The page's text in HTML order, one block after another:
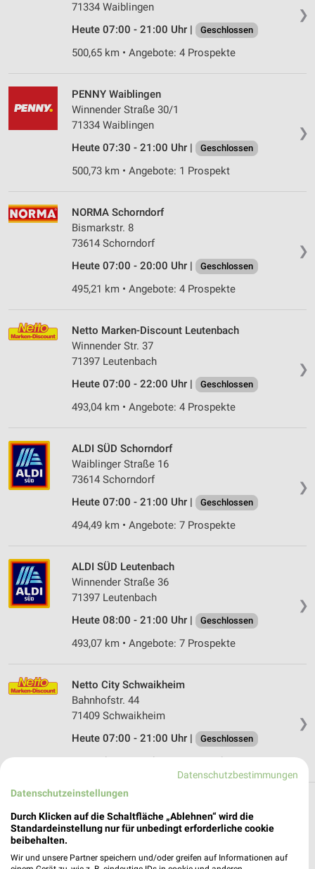
❯
71334 Waiblingen
Heute 07:00 - 21:00 Uhr |
Geschlossen
500,65 km • Angebote: 4 Prospekte
❯
PENNY Waiblingen
Winnender Straße 30/1
71334 Waiblingen
Heute 07:30 - 21:00 Uhr |
Geschlossen
500,73 km • Angebote: 1 Prospekt
❯
NORMA Schorndorf
Bismarkstr. 8
73614 Schorndorf
Heute 07:00 - 20:00 Uhr |
Geschlossen
495,21 km • Angebote: 4 Prospekte
❯
Netto Marken-Discount Leutenbach
Winnender Str. 37
71397 Leutenbach
Heute 07:00 - 22:00 Uhr |
Geschlossen
493,04 km • Angebote: 4 Prospekte
❯
ALDI SÜD Schorndorf
Waiblinger Straße 16
73614 Schorndorf
Heute 07:00 - 21:00 Uhr |
Geschlossen
494,49 km • Angebote: 7 Prospekte
❯
ALDI SÜD Leutenbach
Winnender Straße 36
71397 Leutenbach
Heute 08:00 - 21:00 Uhr |
Geschlossen
493,07 km • Angebote: 7 Prospekte
❯
Netto City Schwaikheim
Bahnhofstr. 44
71409 Schwaikheim
Heute 07:00 - 21:00 Uhr |
Geschlossen
495,81 km • Angebote: 4 Prospekte
Discounter Angebote und Prospekte für
Remshalden
17 Prospekte
Datenschutzbestimmungen
Datenschutzeinstellungen
Durch Klicken auf die Schaltfläche „Ablehnen“ wird die
Standardeinstellung nur für unbedingt erforderliche cookie
beibehalten.
Wir und unsere Partner speichern und/oder greifen auf Informationen auf